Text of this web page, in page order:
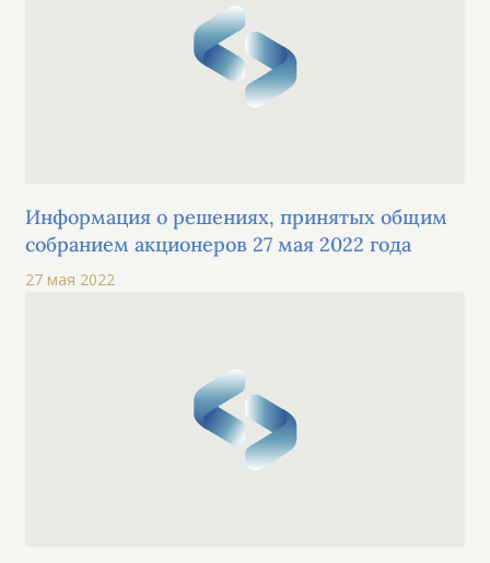
Информация о решениях, принятых общим
собранием акционеров 27 мая 2022 года
27 мая 2022